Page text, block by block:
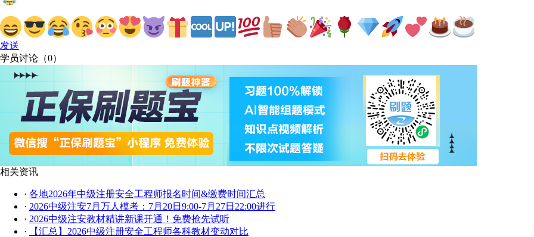
发送
学员讨论（0）
相关资讯
· 各地2026年中级注册安全工程师报名时间&缴费时间汇总
· 2026中级注安7月万人模考：7月20日9:00-7月27日22:00进行
· 2026中级注安教材精讲新课开通！免费抢先试听
·
【汇总】2026中级注册安全工程师各科教材变动对比